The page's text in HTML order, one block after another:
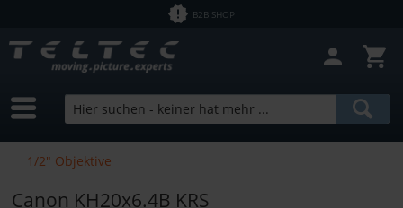
B2B SHOP
1/2" Objektive
Canon KH20x6.4B KRS
Sofort lieferbar
Hersteller